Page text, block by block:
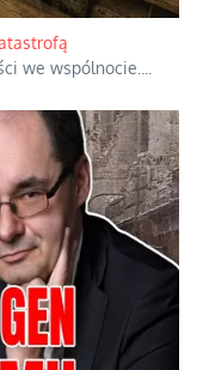
surową treść jej